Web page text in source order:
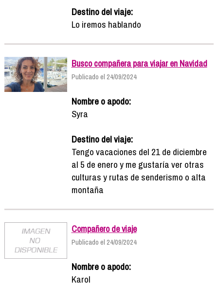
Destino del viaje:
Lo iremos hablando
Busco compañera para viajar en Navidad
Publicado el 24/09/2024
Nombre o apodo:
Syra
Destino del viaje:
Tengo vacaciones del 21 de diciembre
al 5 de enero y me gustaría ver otras
culturas y rutas de senderismo o alta
montaña
Compañero de viaje
Publicado el 24/09/2024
Nombre o apodo:
Karol